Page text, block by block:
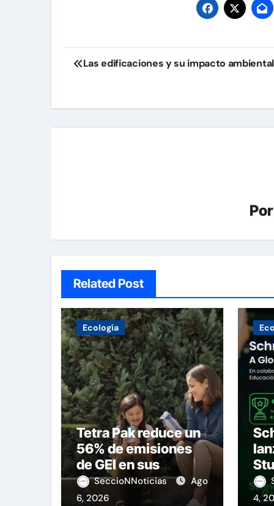
Navegación
entradas
Las edificaciones y su impacto ambiental
Related Post
Ecología
Tetra Pak reduce un
56% de emisiones
de GEI en sus
operaciones
SeccioNNoticias
Ago
6, 2026
4,